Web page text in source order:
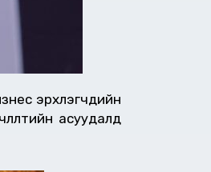
эрхлэгчдийн
асуудалд